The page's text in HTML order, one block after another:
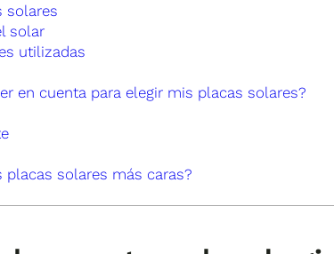
solares
solar
utilizadas
en cuenta para elegir mis placas solares?
solares más caras?